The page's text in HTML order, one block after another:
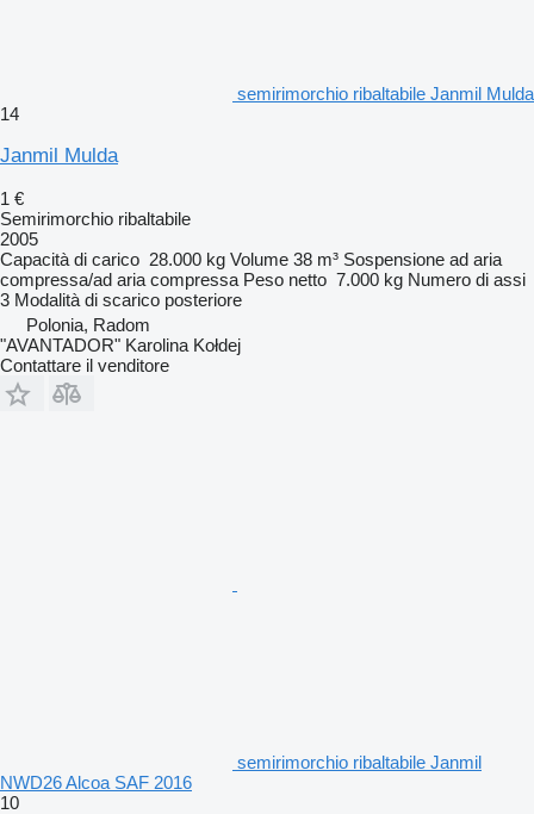
semirimorchio ribaltabile Janmil Mulda
14
Janmil Mulda
1 €
Semirimorchio ribaltabile
2005
Capacità di carico 28.000 kg Volume 38 m³ Sospensione ad aria
compressa/ad aria compressa Peso netto 7.000 kg Numero di assi
3 Modalità di scarico posteriore
Polonia, Radom
"AVANTADOR" Karolina Kołdej
Contattare il venditore
semirimorchio ribaltabile Janmil
NWD26 Alcoa SAF 2016
10